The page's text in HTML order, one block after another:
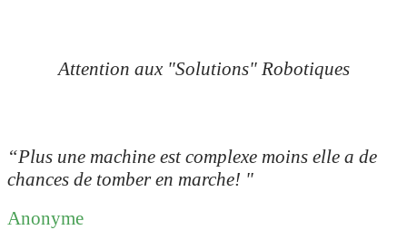
Attention aux "Solutions" Robotiques
“Plus une machine est complexe moins elle a de
chances de tomber en marche! "
Anonyme